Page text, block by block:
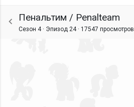
Пенальтим / Penalteam
Сезон 4 · Эпизод 24 · 17547 просмотров